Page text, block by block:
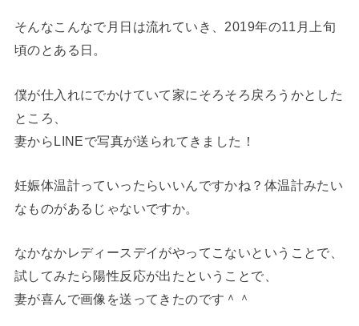
そんなこんなで月日は流れていき、2019年の11月上旬
頃のとある日。
僕が仕入れにでかけていて家にそろそろ戻ろうかとした
ところ、
妻からLINEで写真が送られてきました！
妊娠体温計っていったらいいんですかね？体温計みたい
なものがあるじゃないですか。
なかなかレディースデイがやってこないということで、
試してみたら陽性反応が出たということで、
妻が喜んで画像を送ってきたのです＾＾